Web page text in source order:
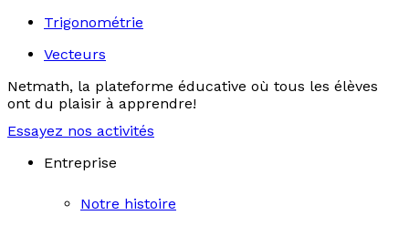
Trigonométrie
Vecteurs
Netmath, la plateforme éducative où tous les élèves
ont du plaisir à apprendre!
Essayez nos activités
Entreprise
Notre histoire